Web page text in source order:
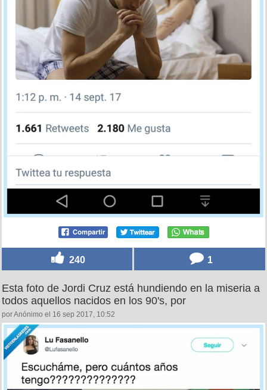
240 1
Esta foto de Jordi Cruz está hundiendo en la miseria a
todos aquellos nacidos en los 90's, por
por Anónimo el 16 sep 2017, 10:52